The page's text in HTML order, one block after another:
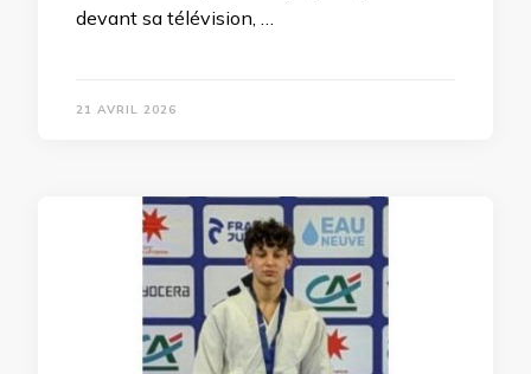
devant sa télévision, …
21 AVRIL 2026